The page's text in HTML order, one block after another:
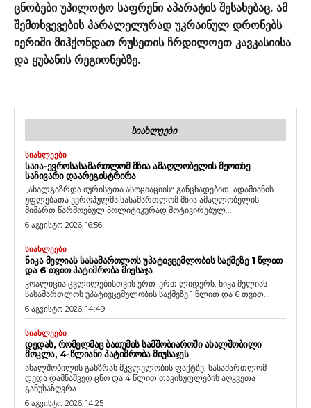
ცნობები უპილოტო საფრენი აპარატის შესახებაც. ამ
შემთხვევების პარალელურად უკრაინულ დრონებს
იერიში მიჰქონდათ რუსეთის ჩრდილოეთ კავკასიისა
და ყუბანის რეგიონებზე.
ᲡᲘᲐᲮᲚᲔᲔᲑᲘ
ᲡᲘᲐᲮᲚᲔᲔᲑᲘ
ᲡᲐᲘᲐ-ᲔᲕᲠᲝᲡᲐᲡᲐᲛᲐᲠᲗᲚᲝᲛ ᲛᲖᲘᲐ ᲐᲛᲐᲦᲚᲝᲑᲔᲚᲘᲡ ᲛᲔᲝᲗᲮᲔ
ᲡᲐᲩᲘᲕᲐᲠᲘ ᲓᲐᲐᲠᲔᲒᲘᲡᲢᲠᲘᲠᲐ
„ახალგაზრდა იურისტთა ასოციაციის“ განცხადებით, ადამიანის
უფლებათა ევროპულმა სასამართლომ მზია ამაღლობელის
მიმართ წარმოებულ პოლიტიკურად მოტივირებულ...
6 აგვისტო 2026, 16:56
ᲡᲘᲐᲮᲚᲔᲔᲑᲘ
ᲜᲘᲙᲐ ᲛᲔᲚᲘᲐᲡ ᲡᲐᲡᲐᲛᲐᲠᲗᲚᲝᲡ ᲣᲞᲐᲢᲘᲕᲪᲔᲛᲚᲝᲑᲘᲡ ᲡᲐᲥᲛᲔᲖᲔ 1 ᲬᲚᲘᲗ
ᲓᲐ 6 ᲗᲕᲘᲗ ᲞᲐᲢᲘᲛᲠᲝᲑᲐ ᲛᲘᲔᲡᲐᲯᲐ
კოალიცია ცვლილებისთვის ერთ-ერთ ლიდერს, ნიკა მელიას
სასამართლოს უპატივცემულობის საქმეზე 1 წლით და 6 თვით...
6 აგვისტო 2026, 14:49
ᲡᲘᲐᲮᲚᲔᲔᲑᲘ
ᲓᲔᲓᲐᲡ, ᲠᲝᲛᲔᲚᲛᲐᲪ ᲑᲐᲗᲣᲛᲘᲡ ᲡᲐᲛᲨᲝᲑᲘᲐᲠᲝᲨᲘ ᲐᲮᲐᲚᲨᲝᲑᲘᲚᲘ
ᲛᲝᲙᲚᲐ, 4-ᲬᲚᲘᲐᲜᲘ ᲞᲐᲢᲘᲛᲠᲝᲑᲐ ᲛᲘᲣᲡᲐᲯᲔᲡ
ახალშობილის განზრახ მკვლელობის ფაქტზე, სასამართლომ
დედა დამნაშვედ ცნო და 4 წლით თავისუფლების აღკვეთა
განუსაზღვრა....
6 აგვისტო 2026, 14:25